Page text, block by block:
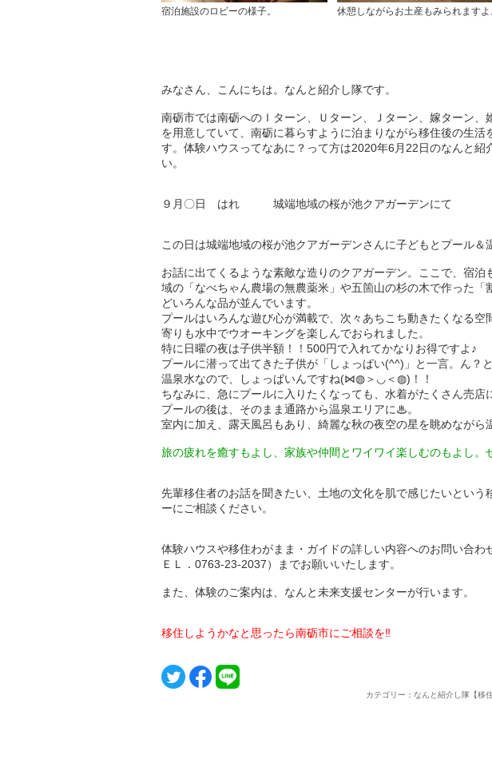
宿泊施設のロビーの様子。 休憩しながらお土産もみられますよ
みなさん、こんにちは。なんと紹介し隊です。
南砺市では南砺へのＩターン、Ｕターン、Ｊターン、嫁ターン
を用意していて、南砺に暮らすように泊まりながら移住後の生活
す。体験ハウスってなあに？って方は2020年6月22日のなんと紹
い。
９月〇日 はれ 城端地域の桜が池クアガーデンにて
この日は城端地域の桜が池クアガーデンさんに子どもとプール＆
お話に出てくるような素敵な造りのクアガーデン。ここで、宿
域の「なべちゃん農場の無農薬米」や五箇山の杉の木で作った「
どいろんな品が並んでいます。
プールはいろんな遊び心が満載で、次々あちこち動きたくなる
寄りも水中でウオーキングを楽しんでおられました。
特に日曜の夜は子供半額！！500円で入れてかなりお得ですよ♪
プールに潜って出てきた子供が「しょっぱい(^^)」と一言。ん？
温泉水なので、しょっぱいんですね(⋈◍＞◡＜◍)！！
ちなみに、急にプールに入りたくなっても、水着がたくさん売店
プールの後は、そのまま通路から温泉エリアに♨。
室内に加え、露天風呂もあり、綺麗な秋の夜空の星を眺めなが
旅の疲れを癒すもよし、家族や仲間とワイワイ楽しむのもよし。
先輩移住者のお話を聞きたい、土地の文化を肌で感じたいという
ーにご相談ください。
体験ハウスや移住わがまま・ガイドの詳しい内容へのお問い合わ
ＥＬ．0763-23-2037）までお願いいたします。
また、体験のご案内は、なんと未来支援センターが行います。
移住しようかなと思ったら南砺市にご相談を‼
カテゴリー：なんと紹介し隊【移